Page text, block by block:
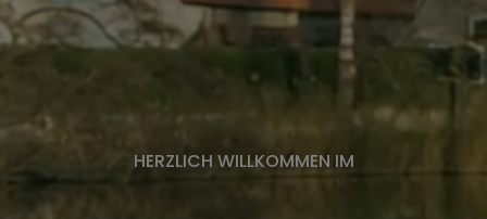
HERZLICH WILLKOMMEN IM